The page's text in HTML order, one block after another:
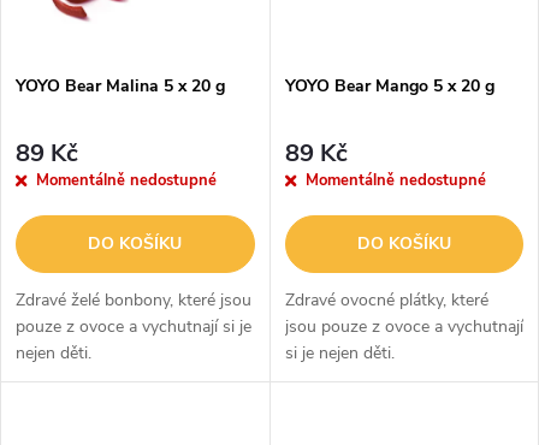
YOYO Bear Malina 5 x 20 g
89 Kč
Momentálně nedostupné
DO KOŠÍKU
Zdravé želé bonbony, které jsou
pouze z ovoce a vychutnají si je
nejen děti.
YOYO Bear Mango 5 x 20 g
89 Kč
Momentálně nedostupné
DO KOŠÍKU
Zdravé ovocné plátky, které
jsou pouze z ovoce a vychutnají
si je nejen děti.